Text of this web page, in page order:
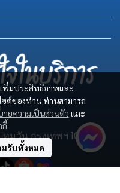
พิ่มประสิทธิภาพและ
ต์ของท่าน ท่านสามารถ
ายความเป็นส่วนตัว และ
กี้
มรับทั้งหมด
มวัน กรุงเทพฯ 10330